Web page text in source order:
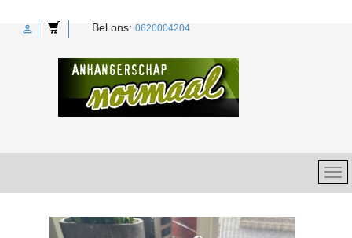
 Bel ons: 0620004204